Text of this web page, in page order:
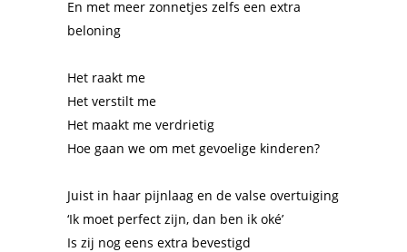
En met meer zonnetjes zelfs een extra
beloning
Het raakt me
Het verstilt me
Het maakt me verdrietig
Hoe gaan we om met gevoelige kinderen?
Juist in haar pijnlaag en de valse overtuiging
‘Ik moet perfect zijn, dan ben ik oké’
Is zij nog eens extra bevestigd